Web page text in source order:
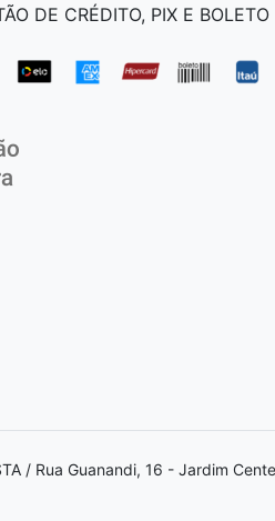
DE CRÉDITO, PIX E BOLETO
/ Rua Guanandi, 16 - Jardim